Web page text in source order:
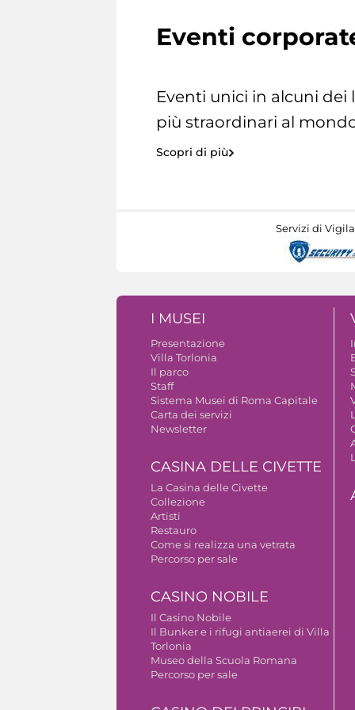
Eventi
Eventi unici in alcuni dei
più straordinari al
Scopri di più
Servizi di
I MUSEI
Presentazione
Villa Torlonia
Il parco
Staff
Sistema Musei di Roma Capitale
Carta dei servizi
Newsletter
CASINA DELLE CIVETTE
La Casina delle Civette
Collezione
Artisti
Restauro
Come si realizza una vetrata
Percorso per sale
CASINO NOBILE
Il Casino Nobile
Il Bunker e i rifugi antiaerei di Villa
Torlonia
Museo della Scuola Romana
Percorso per sale